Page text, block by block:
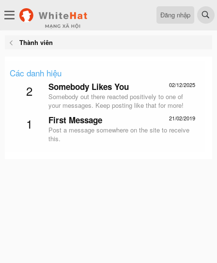
Đăng nhập
Thành viên
Các danh hiệu
2 02/12/2025
Somebody Likes You
Somebody out there reacted positively to one of
your messages. Keep posting like that for more!
1 21/02/2019
First Message
Post a message somewhere on the site to receive
this.